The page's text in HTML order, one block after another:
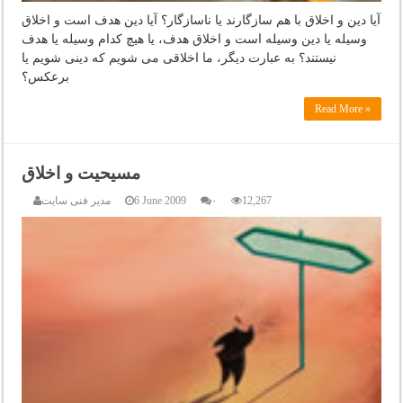
آیا دین و اخلاق با هم سازگارند یا ناسازگار؟ آیا دین هدف است و اخلاق
وسیله یا دین وسیله است و اخلاق هدف، یا هیچ کدام وسیله یا هدف
نیستند؟ به عبارت دیگر، ما اخلاقی می شویم که دینی شویم یا
برعکس؟
Read More »
مسیحیت و اخلاق
مدیر فنی سایت 6 June 2009 ۰ 12,267